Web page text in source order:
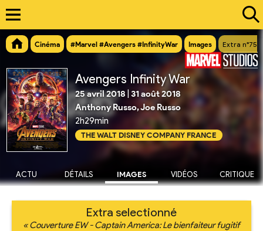
Cinéma #Marvel #Avengers #InfinityWar Images Extra
Avengers Infinity War
25 avril 2018 31 août 2018
Anthony Russo, Joe Russo
2h29min
THE WALT DISNEY COMPANY FRANCE
ACTU DÉTAILS IMAGES VIDÉOS CRITIQUE
Extra selectionné
« Couverture EW - Captain America: Le bienfaiteur fugitif